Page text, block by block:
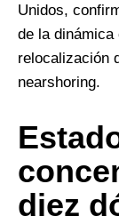
Unidos,
de la dinámica
relocalización
nearshoring.
diez